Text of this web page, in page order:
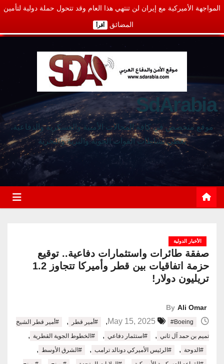
المواجهة الأميركية مع إيران لن تنتهي هذا العام وقد تتحول حملة دولية لتأمين
المضائق أقرأ
SdArabia
موقع متخصص في كافة المجالات الأمنية والعسكرية والدفاعية،
يغطي نشاطات القوات الجوية والبرية والبحرية
الأخبار الدولية
صفقة طائرات واستثمارات دفاعية.. توقيع
حزمة اتفاقيات بين قطر وأميركا تتجاوز 1.2
تريليون دولار!
By Ali Omar
#Boeing
, #أمير قطر ,
#أمير قطر الشيخ
تميم بن حمد آل ثاني , #استثمار دفاعي , #الخطوط الجوية القطرية ,
#الدوحة , #الرئيس الأميركي دونالد ترامب , #الشرق الأوسط ,